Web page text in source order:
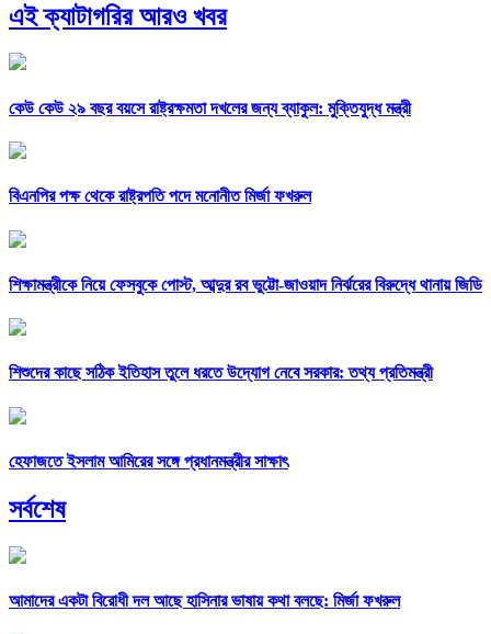
এই ক্যাটাগরির আরও খবর
কেউ কেউ ২৯ বছর বয়সে রাষ্ট্রক্ষমতা দখলের জন্য ব্যাকুল: মুক্তিযুদ্ধ মন্ত্রী
বিএনপির পক্ষ থেকে রাষ্ট্রপতি পদে মনোনীত মির্জা ফখরুল
শিক্ষামন্ত্রীকে নিয়ে ফেসবুকে পোস্ট, আব্দুর রব ভুট্টো-জাওয়াদ নির্ঝরের বিরুদ্ধে থানায় জিডি
শিশুদের কাছে সঠিক ইতিহাস তুলে ধরতে উদ্যোগ নেবে সরকার: তথ্য প্রতিমন্ত্রী
হেফাজতে ইসলাম আমিরের সঙ্গে প্রধানমন্ত্রীর সাক্ষাৎ
সর্বশেষ
আমাদের একটা বিরোধী দল আছে হাসিনার ভাষায় কথা বলছে: মির্জা ফখরুল